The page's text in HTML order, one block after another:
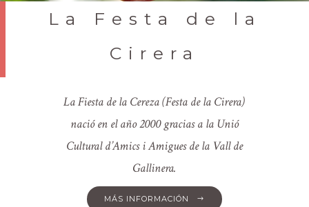
La Festa de la
Cirera
La Fiesta de la Cereza (Festa de la Cirera)
nació en el año 2000 gracias a la Unió
Cultural d’Amics i Amigues de la Vall de
Gallinera.
MÁS INFORMACIÓN